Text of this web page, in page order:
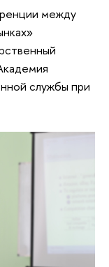
между
службы при